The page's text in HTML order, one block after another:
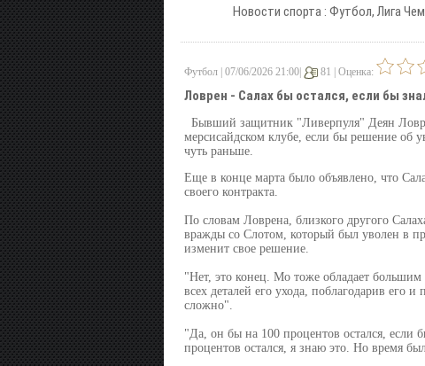
Новости спорта : Футбол, Лига
Футбол | 07/06/2026 21:00| 81 | Оценка:
Ловрен - Салах бы остался, если бы
Бывший защитник "Ливерпуля" Деян
мерсисайдском клубе, если бы решение об
чуть раньше.
Еще в конце марта было объявлено, что
своего контракта.
По словам Ловрена, близкого другого
вражды со Слотом, который был уволен в
изменит свое решение.
"Нет, это конец. Мо тоже обладает
всех деталей его ухода, поблагодарив его
сложно".
"Да, он бы на 100 процентов остался, если
процентов остался, я знаю это. Но время